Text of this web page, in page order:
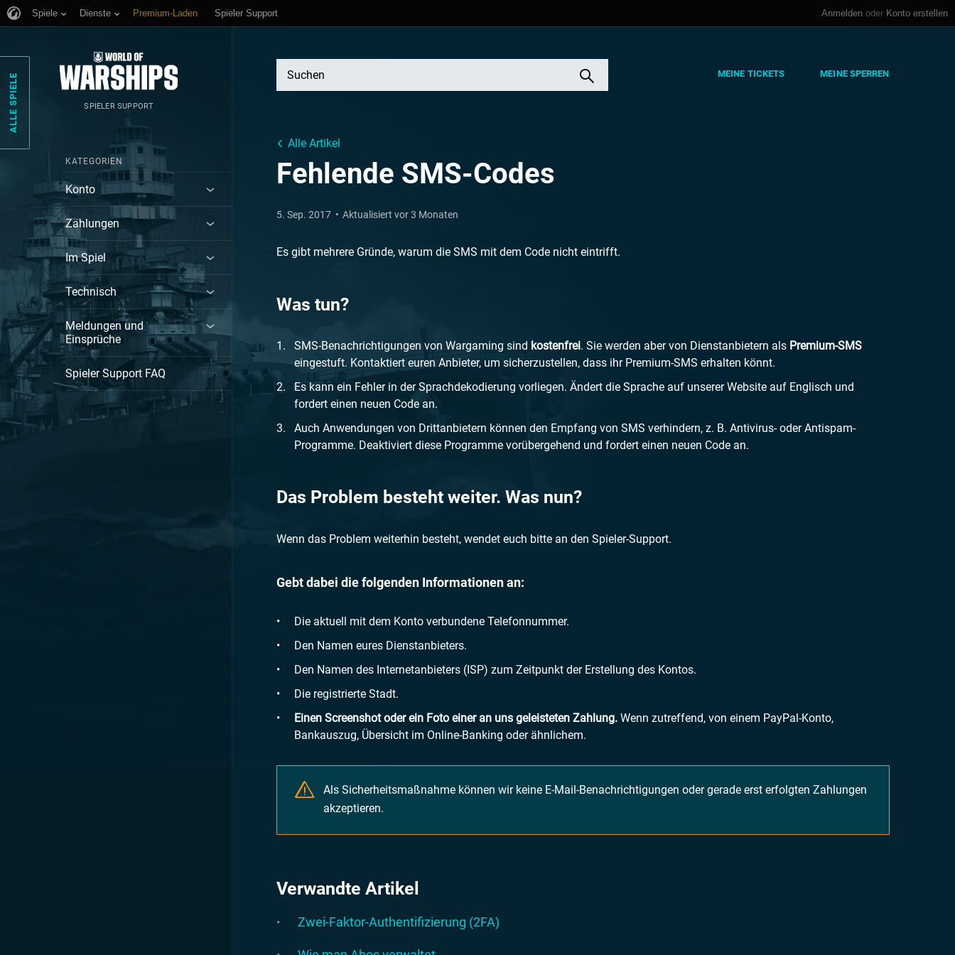
Anmelden oder Konto erstellen
Spiele Dienste Premium-Laden Spieler Support
ALLE SPIELE SPIELER SUPPORT
KATEGORIEN
Konto
Zahlungen
Im Spiel
Technisch
Meldungen und
Einsprüche
Spieler Support FAQ
MEINE TICKETS MEINE SPERREN
Alle Artikel
Fehlende SMS-Codes
5. Sep. 2017 Aktualisiert vor 3 Monaten
Es gibt mehrere Gründe, warum die SMS mit dem Code nicht eintrifft.
Was tun?
SMS-Benachrichtigungen von Wargaming sind kostenfrei. Sie werden aber von Dienstanbietern als Premium-SMS
eingestuft. Kontaktiert euren Anbieter, um sicherzustellen, dass ihr Premium-SMS erhalten könnt.
Es kann ein Fehler in der Sprachdekodierung vorliegen. Ändert die Sprache auf unserer Website auf Englisch und
fordert einen neuen Code an.
Auch Anwendungen von Drittanbietern können den Empfang von SMS verhindern, z. B. Antivirus- oder Antispam-
Programme. Deaktiviert diese Programme vorübergehend und fordert einen neuen Code an.
Das Problem besteht weiter. Was nun?
Wenn das Problem weiterhin besteht, wendet euch bitte an den Spieler-Support.
Gebt dabei die folgenden Informationen an:
Die aktuell mit dem Konto verbundene Telefonnummer.
Den Namen eures Dienstanbieters.
Den Namen des Internetanbieters (ISP) zum Zeitpunkt der Erstellung des Kontos.
Die registrierte Stadt.
Einen Screenshot oder ein Foto einer an uns geleisteten Zahlung. Wenn zutreffend, von einem PayPal-Konto,
Bankauszug, Übersicht im Online-Banking oder ähnlichem.
Als Sicherheitsmaßnahme können wir keine E-Mail-Benachrichtigungen oder gerade erst erfolgten Zahlungen
akzeptieren.
Verwandte Artikel
Zwei-Faktor-Authentifizierung (2FA)